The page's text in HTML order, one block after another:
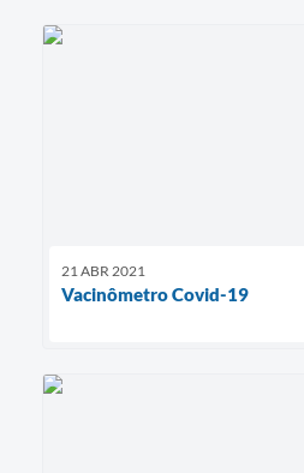
21 ABR 2021
Vacinômetro Covid-19